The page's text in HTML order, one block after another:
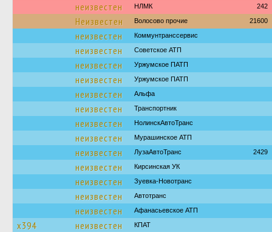
неизвестен НЛМК 242
Неизвестен Волосово прочие 21600
неизвестен Коммунтранссервис
неизвестен Советское АТП
неизвестен Уржумское ПАТП
неизвестен Уржумское ПАТП
неизвестен Альфа
неизвестен Транспортник
неизвестен НолинскАвтоТранс
неизвестен Мурашинское АТП
неизвестен ЛузаАвтоТранс 2429
неизвестен Кирсинская УК
неизвестен Зуевка-Новотранс
неизвестен Автотранс
неизвестен Афанасьевское АТП
х394 неизвестен КПАТ